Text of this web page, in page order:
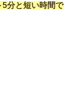
分と短い時間で